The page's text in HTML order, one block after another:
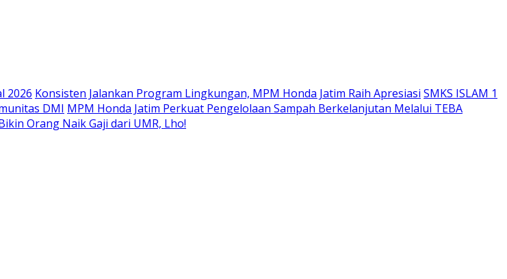
2026 Konsisten Jalankan Program Lingkungan, MPM Honda Jatim Raih Apresiasi SMKS ISLAM 1
DMI MPM Honda Jatim Perkuat Pengelolaan Sampah Berkelanjutan Melalui TEBA
Orang Naik Gaji dari UMR, Lho!